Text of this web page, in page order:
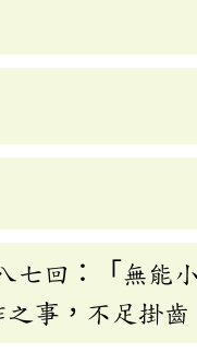
七回：「無能
事，不足掛齒